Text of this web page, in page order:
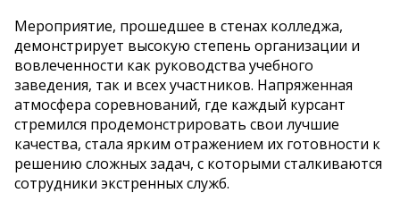
Мероприятие, прошедшее в стенах колледжа,
демонстрирует высокую степень организации и
вовлеченности как руководства учебного
заведения, так и всех участников. Напряженная
атмосфера соревнований, где каждый курсант
стремился продемонстрировать свои лучшие
качества, стала ярким отражением их готовности к
решению сложных задач, с которыми сталкиваются
сотрудники экстренных служб.